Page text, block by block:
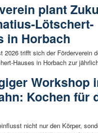
plant
Lötschert-
in Horbach
2026 trifft sich der Förderverein
Hauses in Horbach zur
Workshop
Kochen für
nicht nur den Körper,